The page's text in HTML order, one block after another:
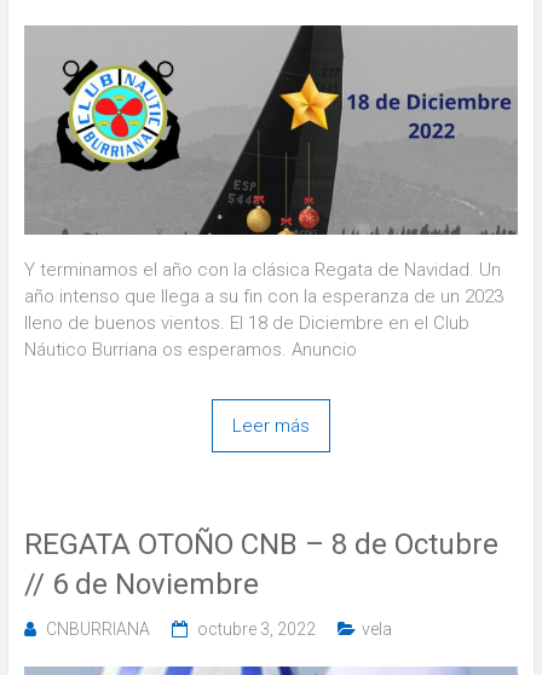
Y terminamos el año con la clásica Regata de Navidad. Un
año intenso que llega a su fin con la esperanza de un 2023
lleno de buenos vientos. El 18 de Diciembre en el Club
Náutico Burriana os esperamos. Anuncio
Leer más
REGATA OTOÑO CNB – 8 de Octubre
// 6 de Noviembre
CNBURRIANA octubre 3, 2022 vela